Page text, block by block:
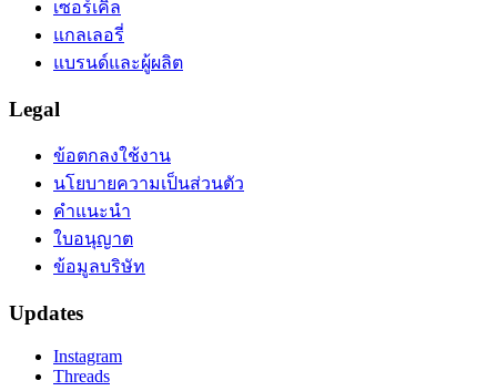
เซอร์เคิล
แกลเลอรี่
แบรนด์และผู้ผลิต
Legal
ข้อตกลงใช้งาน
นโยบายความเป็นส่วนตัว
คำแนะนำ
ใบอนุญาต
ข้อมูลบริษัท
Updates
Instagram
Threads